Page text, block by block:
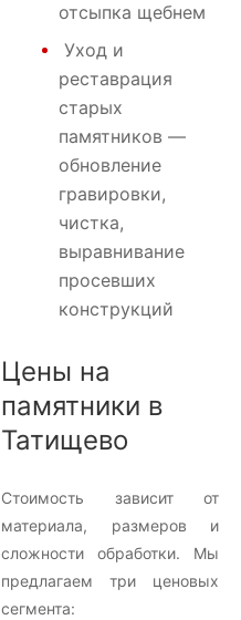
отсыпка щебнем
Уход и
реставрация
старых
памятников —
обновление
гравировки,
чистка,
выравнивание
просевших
конструкций
Цены на
памятники в
Татищево
Стоимость зависит от
материала, размеров и
сложности обработки. Мы
предлагаем три ценовых
сегмента: